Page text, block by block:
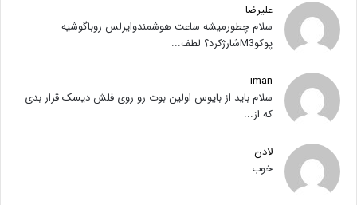
علیرضا
سلام چطورمیشه ساعت هوشمندوایرلس روباگوشیه
پوکوM3شارژکرد؟ لطف...
iman
سلام باید از بایوس اولین بوت رو روی فلش دیسک قرار بدی
که از...
لادن
خوب...